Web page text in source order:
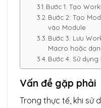
Bước 1: Tạo
Bước 2: Tạo
vào Module
Bước 3: Lưu
Macro hoặc
Bước 4: Sử
Vấn đề gặp phải
Trong thực tế, khi sử